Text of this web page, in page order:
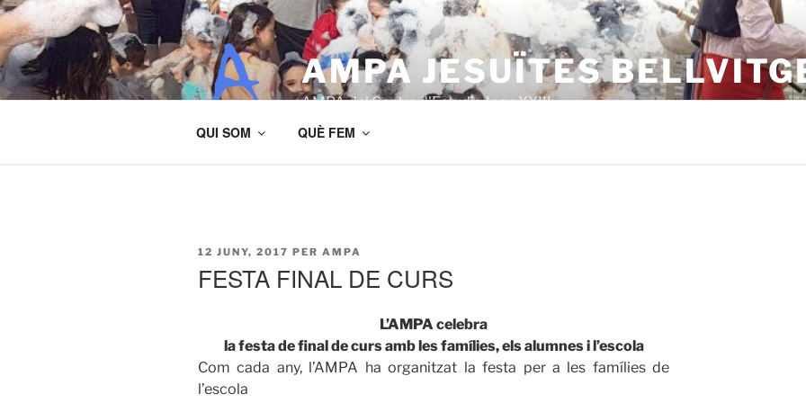
Vés
al
contingut
AMPA JESUÏTES
AMPA del Centre d'Estudis Joan XXIII
QUI SOM QUÈ FEM
PUBLICAT
12 JUNY, 2017 PER AMPA
FESTA FINAL DE CURS
L’AMPA celebra
la festa de final de curs amb les famílies, els alumnes i l’escola
Com cada any, l’AMPA ha organitzat la festa per a les famílies de
l’escola